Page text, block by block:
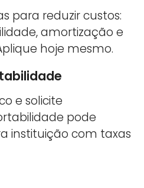
para reduzir custos:
amortização e
hoje mesmo.
e solicite
pode
instituição com taxas